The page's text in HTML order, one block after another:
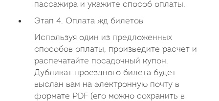
пассажира и укажите способ оплаты.
Этап 4. Оплата жд билетов
Используя один из предложенных
способов оплаты, произведите расчет и
распечатайте посадочный купон.
Дубликат проездного билета будет
выслан вам на электронную почту в
формате PDF (его можно сохранить в